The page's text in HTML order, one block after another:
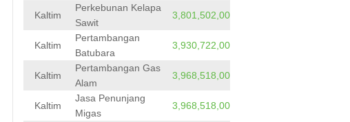
Kaltim
Perkebunan Kelapa
Sawit
3,801,502,00
Kaltim
Pertambangan
Batubara
3,930,722,00
Kaltim
Pertambangan Gas
Alam
3,968,518,00
Kaltim
Jasa Penunjang
Migas
3,968,518,00